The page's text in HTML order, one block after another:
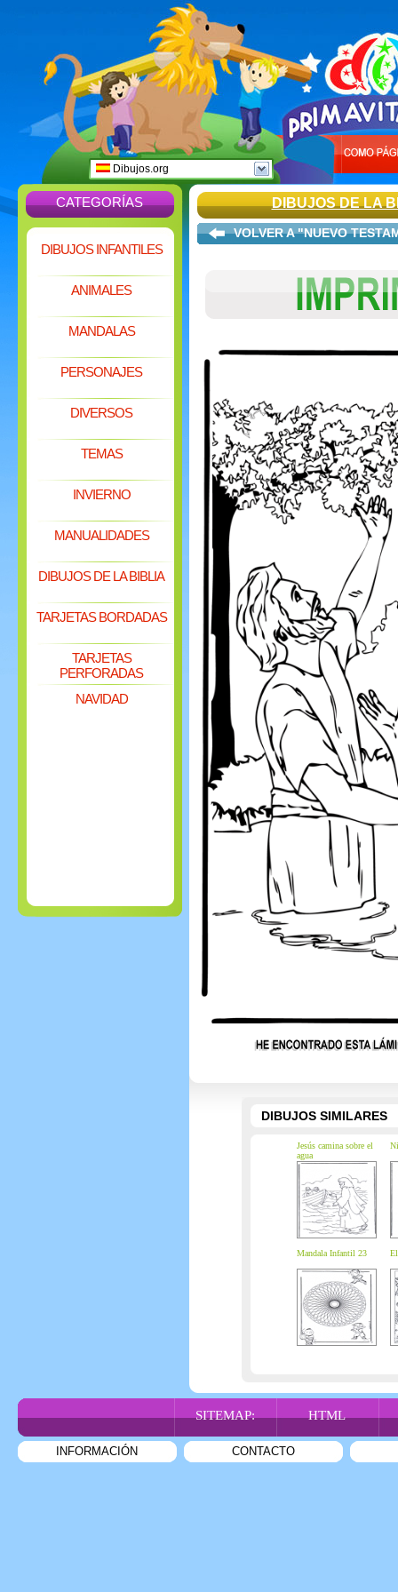
Dibujos.org
CATEGORÍAS
DIBUJOS INFANTILES
ANIMALES
MANDALAS
PERSONAJES
DIVERSOS
TEMAS
INVIERNO
MANUALIDADES
DIBUJOS DE LA BIBLIA
TARJETAS BORDADAS
TARJETAS
PERFORADAS
NAVIDAD
DIBUJOS DE LA
VOLVER A "NUEVO
DIBUJOS SIMILARES
Jesús camina sobre el
agua
Mandala Infantil 23
SITEMAP: HTML
INFORMACIÓN CONTACTO